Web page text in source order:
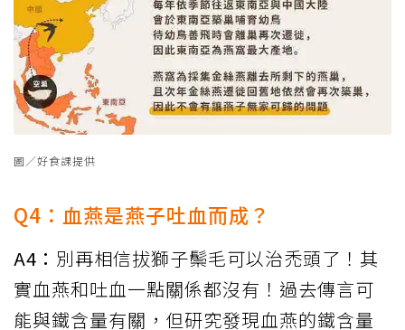
圖／好食課提供
Q4：血燕是燕子吐血而成？
A4： 別再相信拔獅子鬃毛可以治禿頭了！其
實血燕和吐血一點關係都沒有！過去傳言可
能與鐵含量有關，但研究發現血燕的鐵含量